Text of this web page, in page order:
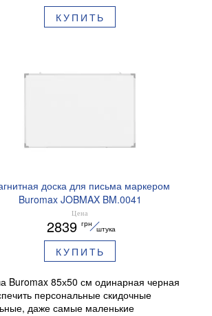
КУПИТЬ
доска для письма маркером
Buromax JOBMAX BM.0041
Цена
2839 грн
штука
КУПИТЬ
Buromax 85х50 см одинарная черная
персональные скидочные
даже самые маленькие